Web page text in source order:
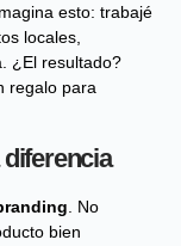
esto: trabajé
locales,
¿El resultado?
regalo para
. No
bien